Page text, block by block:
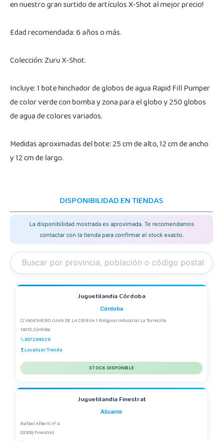
en nuestro gran surtido de artículos X-Shot al mejor precio!
Edad recomendada: 6 años o más.
Colección: Zuru X-Shot.
Incluye: 1 bote hinchador de globos de agua Rapid Fill Pumper
de color verde con bomba y zona para el globo y 250 globos
de agua de colores variados.
Medidas aproximadas del bote: 25 cm de alto, 12 cm de ancho
y 12 cm de largo.
DISPONIBILIDAD EN TIENDAS
La disponibilidad mostrada es aproximada. Te recomendamos
contactar con la tienda para confirmar el stock exacto.
Juguetilandia Córdoba
Córdoba
C/ INGENIERO JUAN DE LA CIERVA 1 Polígono Industrial La Torrecilla
14013, Córdoba
957299329
Localizar Tienda
STOCK DISPONIBLE
Juguetilandia Finestrat
Alicante
Rafael Alberti nº 4
03509, Finestrat